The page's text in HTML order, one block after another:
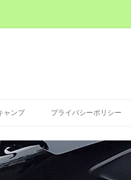
へ
ス
ャンプ プライバシーポリシー